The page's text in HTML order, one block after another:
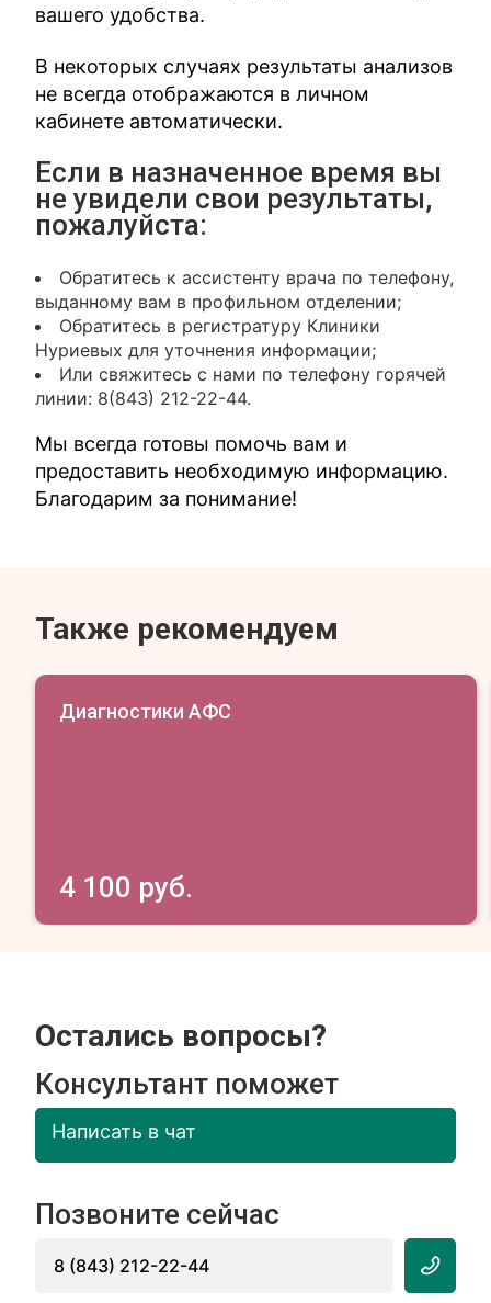
вашего удобства.
В некоторых случаях результаты анализов
не всегда отображаются в личном
кабинете автоматически.
Если в назначенное время вы
не увидели свои результаты,
пожалуйста:
Обратитесь к ассистенту врача по телефону,
выданному вам в профильном отделении;
Обратитесь в регистратуру Клиники
Нуриевых для уточнения информации;
Или свяжитесь с нами по телефону горячей
линии: 8(843) 212-22-44.
Мы всегда готовы помочь вам и
предоставить необходимую информацию.
Благодарим за понимание!
Также рекомендуем
Диагностики АФС
4 100 руб.
Остались вопросы?
Консультант поможет
Написать в чат
Позвоните сейчас
8 (843) 212-22-44